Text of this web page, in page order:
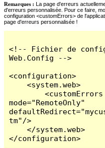
Remarques : La page d'erreurs
d'erreurs personnalisée. Pour ce faire,
configuration <customErrors> de
page d'erreurs personnalisée !
<!-- Fichier de
Web.Config -->
<configuration>
    <system.web>
        <customErrors
mode="RemoteOnly"
tm"/>
    </system.web>
</configuration>